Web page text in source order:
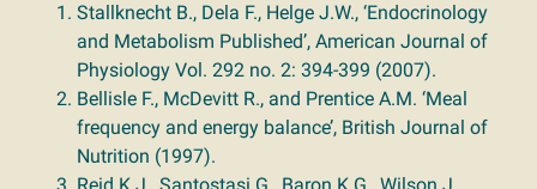
Stallknecht B., Dela F., Helge J.W., ‘Endocrinology
and Metabolism Published’, American Journal of
Physiology Vol. 292 no. 2: 394-399 (2007).
Bellisle F., McDevitt R., and Prentice A.M. ‘Meal
frequency and energy balance’, British Journal of
Nutrition (1997).